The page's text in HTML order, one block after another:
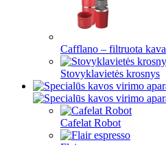
Cafflano – filtruota kava
Stovyklavietės krosnys
Cafelat Robot